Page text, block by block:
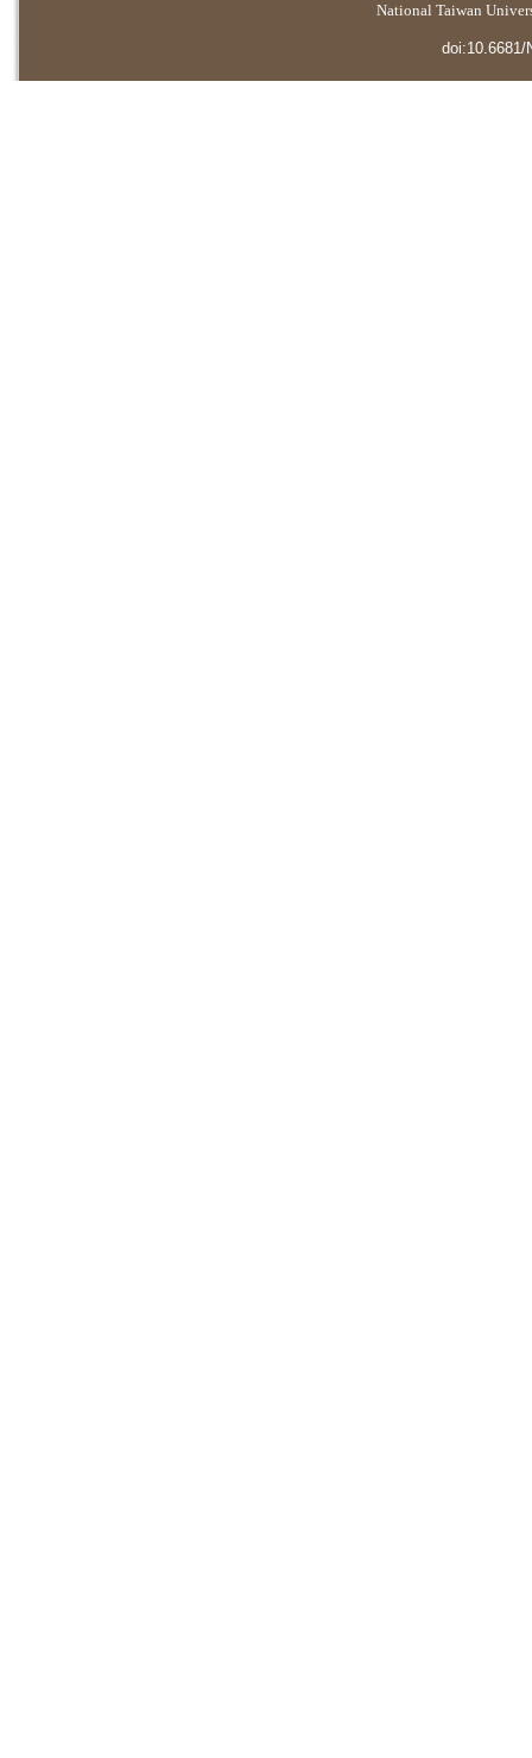
National Taiwan
doi:10.6681/